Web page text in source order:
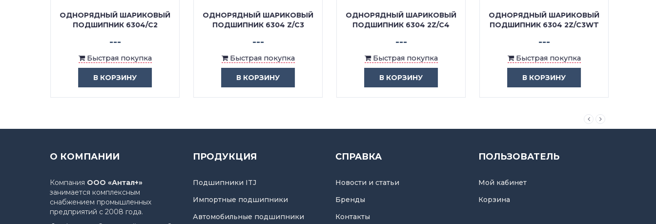
ОДНОРЯДНЫЙ ШАРИКОВЫЙ
ПОДШИПНИК 6304/C2
---
Быстрая покупка
В КОРЗИНУ
ОДНОРЯДНЫЙ ШАРИКОВЫЙ
ПОДШИПНИК 6304 Z/C3
---
Быстрая покупка
В КОРЗИНУ
ОДНОРЯДНЫЙ ШАРИКОВЫЙ
ПОДШИПНИК 6304 2Z/C4
---
Быстрая покупка
В КОРЗИНУ
ОДНОРЯДНЫЙ ШАРИКОВЫЙ
ПОДШИПНИК 6304 2Z/C3WT
---
Быстрая покупка
В КОРЗИНУ
О КОМПАНИИ
Компания ООО «Антал+»
занимается комплексным
снабжением промышленных
предприятий с 2008 года.
ПРОДУКЦИЯ
Подшипники ITJ
Импортные подшипники
Автомобильные подшипники
СПРАВКА
Новости и статьи
Бренды
Контакты
ПОЛЬЗОВАТЕЛЬ
Мой кабинет
Корзина